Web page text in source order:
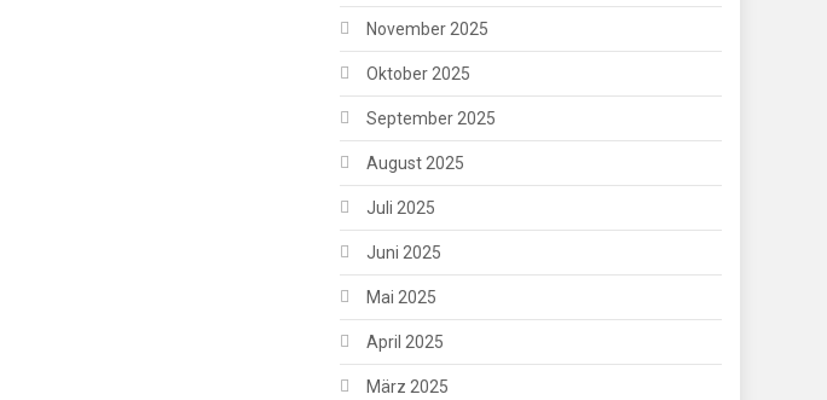
November 2025
Oktober 2025
September 2025
August 2025
Juli 2025
Juni 2025
Mai 2025
April 2025
März 2025